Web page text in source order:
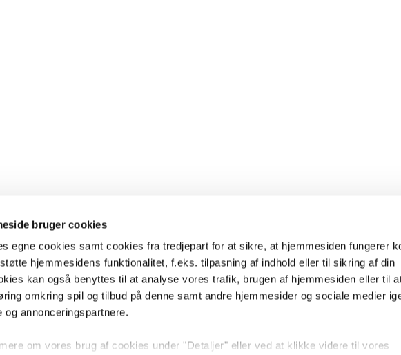
bruger cookies
egne cookies samt cookies fra tredjepart for at sikre, at hjemmesiden fungerer
hjemmesidens funktionalitet, f.eks. tilpasning af indhold eller til sikring af din
kan også benyttes til at analyse vores trafik, brugen af hjemmesiden eller til
omkring spil og tilbud på denne samt andre hjemmesider og sociale medier
og annonceringspartnere.
om vores brug af cookies under "Detaljer" eller ved at klikke videre til vores